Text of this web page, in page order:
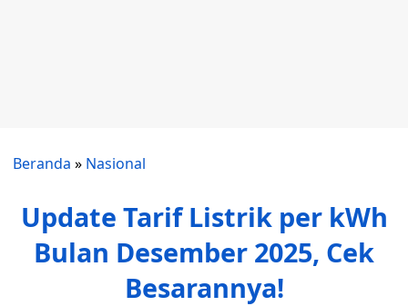
Beranda » Nasional
Update Tarif Listrik per kWh
Bulan Desember 2025, Cek
Besarannya!